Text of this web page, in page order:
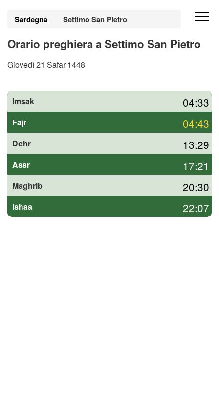
Sardegna Settimo San Pietro
Orario preghiera a Settimo San Pietro
Giovedì 21 Safar 1448
Imsak 04:33
Fajr 04:43
Dohr 13:29
Assr 17:21
Maghrib 20:30
Ishaa 22:07